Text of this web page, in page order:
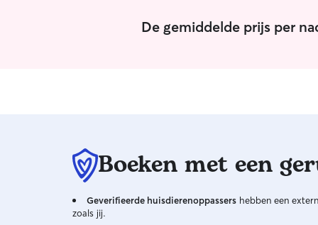
De gemiddelde prijs per
Boeken met een
Geverifieerde huisdierenoppassers hebben een
zoals jij.